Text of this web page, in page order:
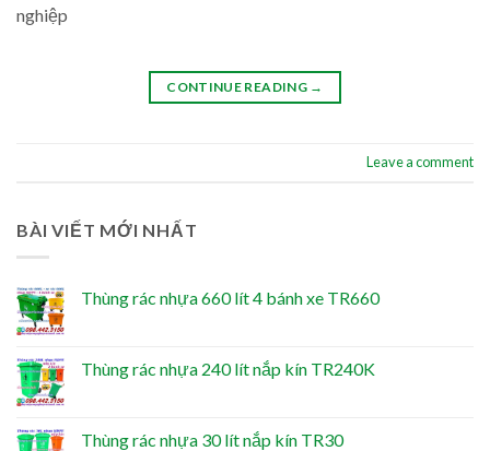
nghiệp
CONTINUE READING →
Leave a comment
BÀI VIẾT MỚI NHẤT
Thùng rác nhựa 660 lít 4 bánh xe TR660
Thùng rác nhựa 240 lít nắp kín TR240K
Thùng rác nhựa 30 lít nắp kín TR30